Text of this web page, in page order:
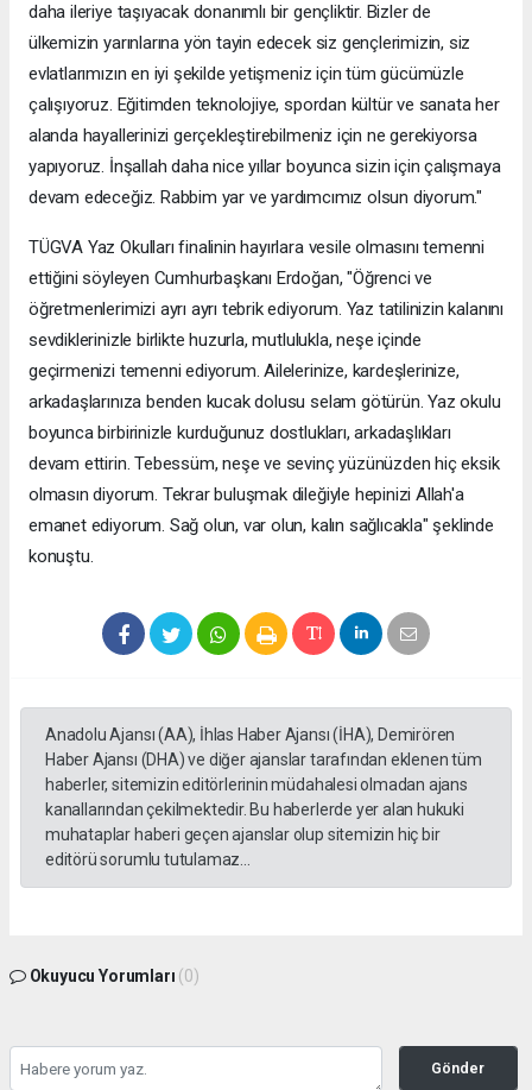
daha ileriye taşıyacak donanımlı bir gençliktir. Bizler de
ülkemizin yarınlarına yön tayin edecek siz gençlerimizin, siz
evlatlarımızın en iyi şekilde yetişmeniz için tüm gücümüzle
çalışıyoruz. Eğitimden teknolojiye, spordan kültür ve sanata her
alanda hayallerinizi gerçekleştirebilmeniz için ne gerekiyorsa
yapıyoruz. İnşallah daha nice yıllar boyunca sizin için çalışmaya
devam edeceğiz. Rabbim yar ve yardımcımız olsun diyorum."
TÜGVA Yaz Okulları finalinin hayırlara vesile olmasını temenni
ettiğini söyleyen Cumhurbaşkanı Erdoğan, "Öğrenci ve
öğretmenlerimizi ayrı ayrı tebrik ediyorum. Yaz tatilinizin kalanını
sevdiklerinizle birlikte huzurla, mutlulukla, neşe içinde
geçirmenizi temenni ediyorum. Ailelerinize, kardeşlerinize,
arkadaşlarınıza benden kucak dolusu selam götürün. Yaz okulu
boyunca birbirinizle kurduğunuz dostlukları, arkadaşlıkları
devam ettirin. Tebessüm, neşe ve sevinç yüzünüzden hiç eksik
olmasın diyorum. Tekrar buluşmak dileğiyle hepinizi Allah'a
emanet ediyorum. Sağ olun, var olun, kalın sağlıcakla" şeklinde
konuştu.
Anadolu Ajansı (AA), İhlas Haber Ajansı (İHA), Demirören
Haber Ajansı (DHA) ve diğer ajanslar tarafından eklenen tüm
haberler, sitemizin editörlerinin müdahalesi olmadan ajans
kanallarından çekilmektedir. Bu haberlerde yer alan hukuki
muhataplar haberi geçen ajanslar olup sitemizin hiç bir
editörü sorumlu tutulamaz...
Okuyucu Yorumları (0)
Gönder